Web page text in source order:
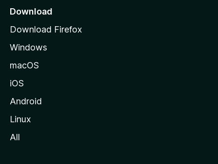
e
M
o
l
l
s
Download
Download Firefox
Windows
macOS
iOS
Android
Linux
All